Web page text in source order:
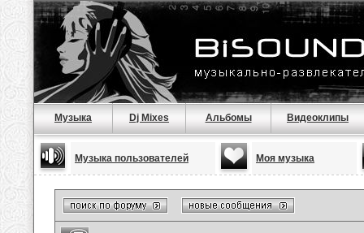
Музыка Dj Mixes Альбомы Видеоклипы
Музыка пользователей Моя музыка